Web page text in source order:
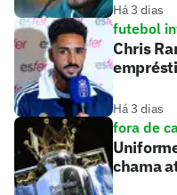
Há 3 dias
futebol
Chris
Há 3 dias
fora de
chama